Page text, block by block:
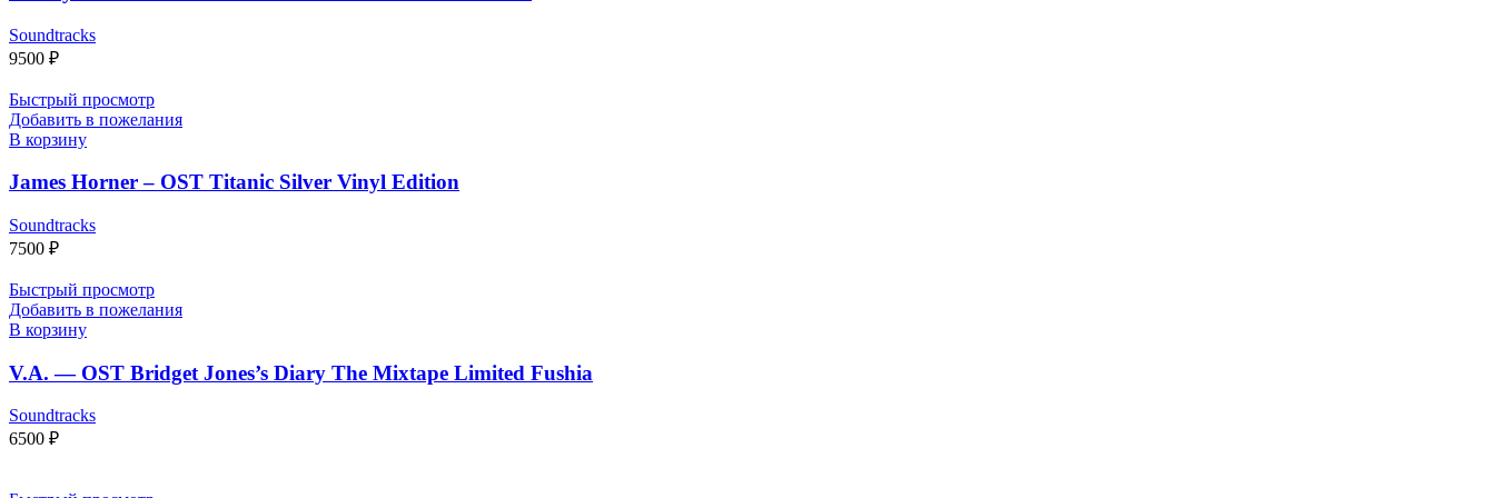
Soundtracks
9500 ₽
Быстрый просмотр
Добавить в пожелания
В корзину
James Horner – OST Titanic Silver Vinyl Edition
Soundtracks
7500 ₽
Быстрый просмотр
Добавить в пожелания
В корзину
V.A. — OST Bridget Jones’s Diary The Mixtape Limited Fushia
Soundtracks
6500 ₽